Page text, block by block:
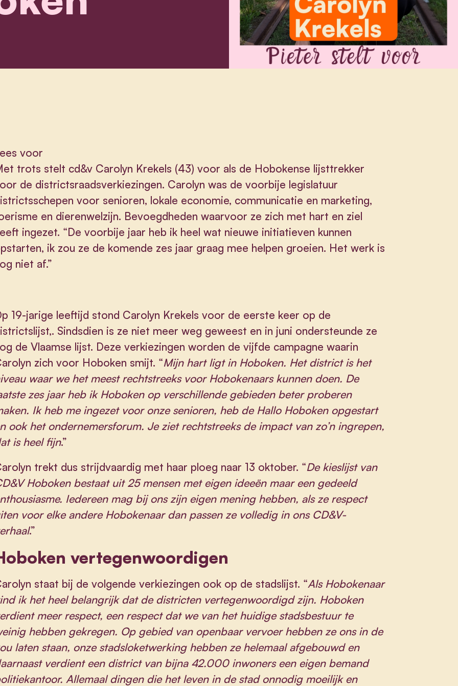
voor
trots stelt cd&v Carolyn Krekels (43) voor als de Hobokense lijsttrekker
de districtsraadsverkiezingen. Carolyn was de voorbije legislatuur
voor senioren, lokale economie, communicatie en marketing,
en dierenwelzijn. Bevoegdheden waarvoor ze zich met hart en ziel
ingezet. “De voorbije jaar heb ik heel wat nieuwe initiatieven kunnen
ik zou ze de komende zes jaar graag mee helpen groeien. Het werk is
niet af.”
19-jarige leeftijd stond Carolyn Krekels voor de eerste keer op de
Sindsdien is ze niet meer weg geweest en in juni ondersteunde ze
de Vlaamse lijst. Deze verkiezingen worden de vijfde campagne waarin
zich voor Hoboken smijt. “Mijn hart ligt in Hoboken. Het district is het
waar we het meest rechtstreeks voor Hobokenaars kunnen doen. De
zes jaar heb ik Hoboken op verschillende gebieden beter proberen
Ik heb me ingezet voor onze senioren, heb de Hallo Hoboken opgestart
ook het ondernemersforum. Je ziet rechtstreeks de impact van zo’n ingrepen,
is heel fijn.”
trekt dus strijdvaardig met haar ploeg naar 13 oktober. “De kieslijst van
Hoboken bestaat uit 25 mensen met eigen ideeën maar een gedeeld
Iedereen mag bij ons zijn eigen mening hebben, als ze respect
voor elke andere Hobokenaar dan passen ze volledig in ons CD&V-
.”
vertegenwoordigen
staat bij de volgende verkiezingen ook op de stadslijst. “Als Hobokenaar
ik het heel belangrijk dat de districten vertegenwoordigd zijn. Hoboken
meer respect, een respect dat we van het huidige stadsbestuur te
hebben gekregen. Op gebied van openbaar vervoer hebben ze ons in de
laten staan, onze stadsloketwerking hebben ze helemaal afgebouwd en
verdient een district van bijna 42.000 inwoners een eigen bemand
Allemaal dingen die het leven in de stad onnodig moeilijk en